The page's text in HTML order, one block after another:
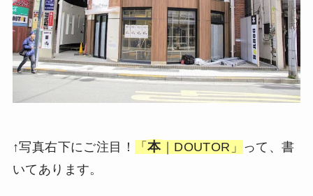
↑写真右下にご注目！ 「本 ｜DOUTOR」 って、書
いてあります。